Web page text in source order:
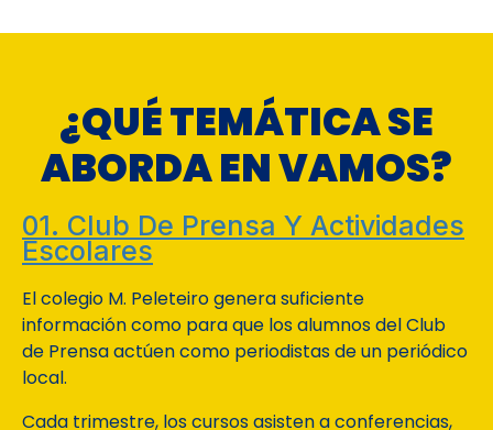
¿QUÉ TEMÁTICA SE
ABORDA EN VAMOS?
01. Club De Prensa Y Actividades
Escolares
El colegio M. Peleteiro genera suficiente
información como para que los alumnos del Club
de Prensa actúen como periodistas de un periódico
local.
Cada trimestre, los cursos asisten a conferencias,